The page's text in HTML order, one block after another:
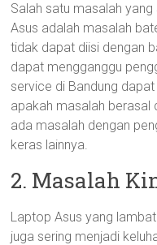
Salah satu masalah
Asus adalah masalah
tidak dapat diisi dengan
dapat mengganggu
service di Bandung
apakah masalah berasal
ada masalah dengan
keras lainnya.
2. Masalah
Laptop Asus yang
juga sering menjadi